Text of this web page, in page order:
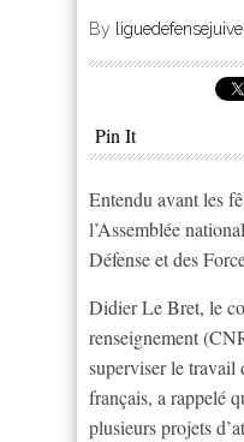
By liguedefensejuive
Pin It
Entendu avant les
l’Assemblée
Défense et des
Didier Le Bret, le
renseignement
superviser le travail
français, a rappelé
plusieurs projets